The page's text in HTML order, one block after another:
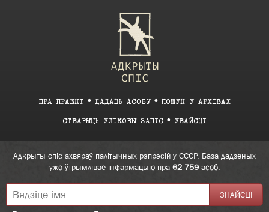
ПРА ПРАЕКТ ДАДАЦЬ АСОБУ ПОШУК У АРХІВАХ
СТВАРЫЦЬ УЛІКОВЫ ЗАПІС УВАЙСЦІ
Адкрыты спіс ахвяраў палітычных рэпрэсій у СССР. База дадзеных
ужо ўтрымлівае інфармацыю пра 62 759асоб.